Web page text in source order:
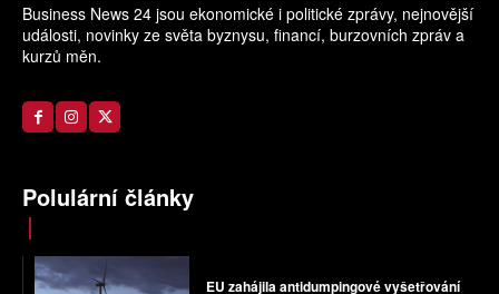
Business News 24 jsou ekonomické i politické zprávy, nejnovější
události, novinky ze světa byznysu, financí, burzovních zpráv a
kurzů měn.
Polulární články
EU zahájila antidumpingové vyšetřování